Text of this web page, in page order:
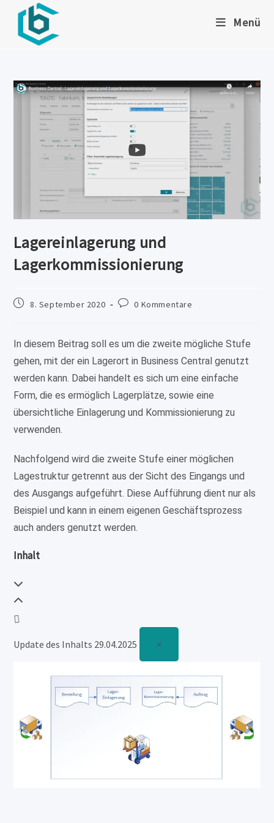
springen
Menü
Lagereinlagerung und
Lagerkommissionierung
Beitrag8. September 2020
Beitrags-
0 Kommentare
In diesem Beitrag soll es um die zweite mögliche Stufe
gehen, mit der ein Lagerort in Business Central genutzt
werden kann. Dabei handelt es sich um eine einfache
Form, die es ermöglich Lagerplätze, sowie eine
übersichtliche Einlagerung und Kommissionierung zu
verwenden.
Nachfolgend wird die zweite Stufe einer möglichen
Lagestruktur getrennt aus der Sicht des Eingangs und
des Ausgangs aufgeführt. Diese Aufführung dient nur als
Beispiel und kann in einem eigenen Geschäftsprozess
auch anders genutzt werden.
Inhalt
Update des Inhalts 29.04.2025 ×